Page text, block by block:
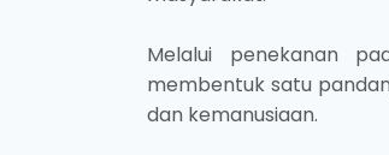
Melalui penekanan
membentuk satu
dan kemanusiaan.